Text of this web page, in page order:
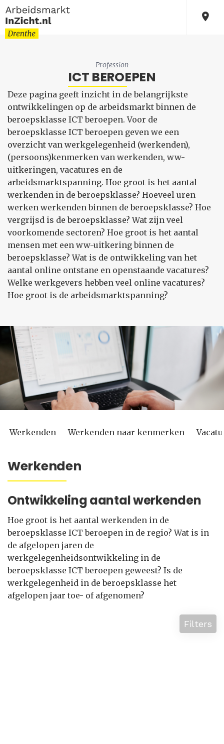
Profession
ICT BEROEPEN
Deze pagina geeft inzicht in de belangrijkste
ontwikkelingen op de arbeidsmarkt binnen de
beroepsklasse ICT beroepen. Voor de
beroepsklasse ICT beroepen geven we een
overzicht van werkgelegenheid (werkenden),
(persoons)kenmerken van werkenden, ww-
uitkeringen, vacatures en de
arbeidsmarktspanning. Hoe groot is het aantal
werkenden in de beroepsklasse? Hoeveel uren
werken werkenden binnen de beroepsklasse? Hoe
vergrijsd is de beroepsklasse? Wat zijn veel
voorkomende sectoren? Hoe groot is het aantal
mensen met een ww-uitkering binnen de
beroepsklasse? Wat is de ontwikkeling van het
aantal online ontstane en openstaande vacatures?
Welke werkgevers hebben veel online vacatures?
Hoe groot is de arbeidsmarktspanning?
Werkenden Werkenden naar kenmerken
Werkenden
Ontwikkeling aantal werkenden
Hoe groot is het aantal werkenden in de
beroepsklasse ICT beroepen in de regio? Wat is in
de afgelopen jaren de
werkgelegenheidsontwikkeling in de
beroepsklasse ICT beroepen geweest? Is de
werkgelegenheid in de beroepsklasse het
afgelopen jaar toe- of afgenomen?
Filters